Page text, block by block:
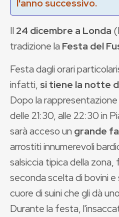
l'anno successivo.
Il 24 dicembre a Londa
tradizione la Festa del
Festa dagli orari
infatti, si tiene la notte
Dopo la
delle 21:30, alle 22:30 in
sarà acceso un grande
arrostiti innumerevoli
salsiccia tipica della
seconda scelta di bovini e
cuore di suini che gli dà
Durante la festa,